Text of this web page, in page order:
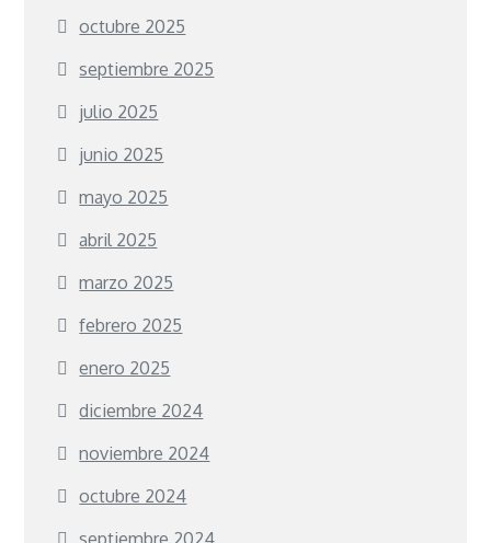
octubre 2025
septiembre 2025
julio 2025
junio 2025
mayo 2025
abril 2025
marzo 2025
febrero 2025
enero 2025
diciembre 2024
noviembre 2024
octubre 2024
septiembre 2024